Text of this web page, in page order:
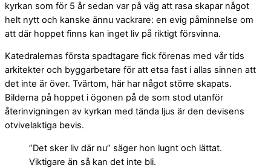
kyrkan som för 5 år sedan var på väg att rasa skapar något
helt nytt och kanske ännu vackrare: en evig påminnelse om
att där hoppet finns kan inget liv på riktigt försvinna.
Katedralernas första spadtagare fick förenas med vår tids
arkitekter och byggarbetare för att etsa fast i allas sinnen att
det inte är över. Tvärtom, här har något större skapats.
Bilderna på hoppet i ögonen på de som stod utanför
återinvigningen av kyrkan med tända ljus är den devisens
otvivelaktiga bevis.
”Det sker liv där nu” säger hon lugnt och lättat.
Viktigare än så kan det inte bli.